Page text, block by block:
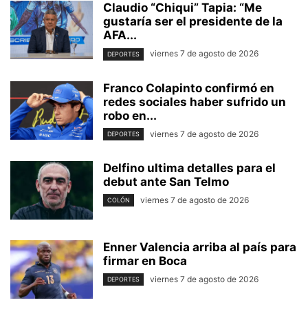
Claudio “Chiqui” Tapia: “Me
gustaría ser el presidente de la
AFA...
DEPORTES viernes 7 de agosto de 2026
Franco Colapinto confirmó en
redes sociales haber sufrido un
robo en...
DEPORTES viernes 7 de agosto de 2026
Delfino ultima detalles para el
debut ante San Telmo
COLÓN viernes 7 de agosto de 2026
Enner Valencia arriba al país para
firmar en Boca
DEPORTES viernes 7 de agosto de 2026